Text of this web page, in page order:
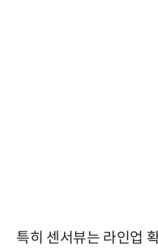
특히 센서뷰는 라인업